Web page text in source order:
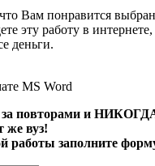
Вам понравится
эту работу в
деньги.
MS Word
повторами и
же вуз!
работы заполните